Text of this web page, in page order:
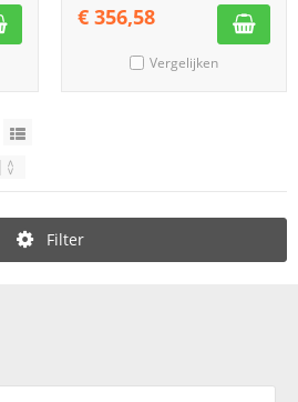
€ 356,58
Vergelijken
Filter